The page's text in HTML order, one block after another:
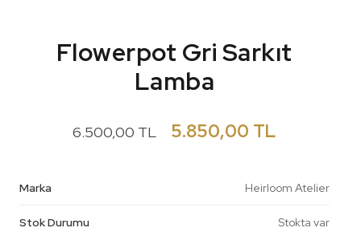
Flowerpot Gri Sarkıt
Lamba
6.500,00 TL 5.850,00 TL
Marka Heirloom Atelier
Stok Durumu Stokta var